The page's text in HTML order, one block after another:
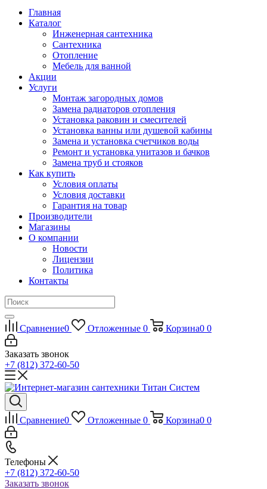
Главная
Каталог
Инженерная сантехника
Сантехника
Отопление
Мебель для ванной
Акции
Услуги
Монтаж загородных домов
Замена радиаторов отопления
Установка раковин и смесителей
Установка ванны или душевой кабины
Замена и установка счетчиков воды
Ремонт и установка унитазов и бачков
Замена труб и стояков
Как купить
Условия оплаты
Условия доставки
Гарантия на товар
Производители
Магазины
О компании
Новости
Лицензии
Политика
Контакты
Сравнение0 Отложенные 0 Корзина0 0
Заказать звонок
+7 (812) 372-60-50
Сравнение0 Отложенные 0 Корзина0 0
Телефоны
+7 (812) 372-60-50
Заказать звонок